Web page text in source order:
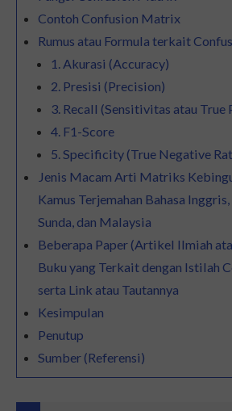
Contoh Confusion Matrix
Rumus atau Formula terkait
1. Akurasi (Accuracy)
2. Presisi (Precision)
3. Recall (Sensitivitas atau True
4. F1-Score
5. Specificity (True Negative
Jenis Macam Arti Matriks
Kamus Terjemahan Bahasa
Sunda, dan Malaysia
Beberapa Paper (Artikel Ilmiah
Buku yang Terkait dengan Istilah
serta Link atau Tautannya
Kesimpulan
Penutup
Sumber (Referensi)